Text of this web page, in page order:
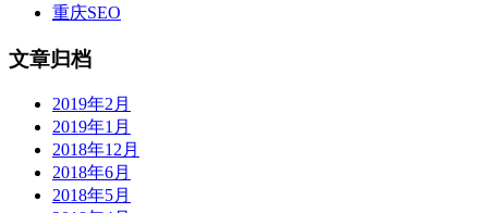
重庆SEO
文章归档
2019年2月
2019年1月
2018年12月
2018年6月
2018年5月